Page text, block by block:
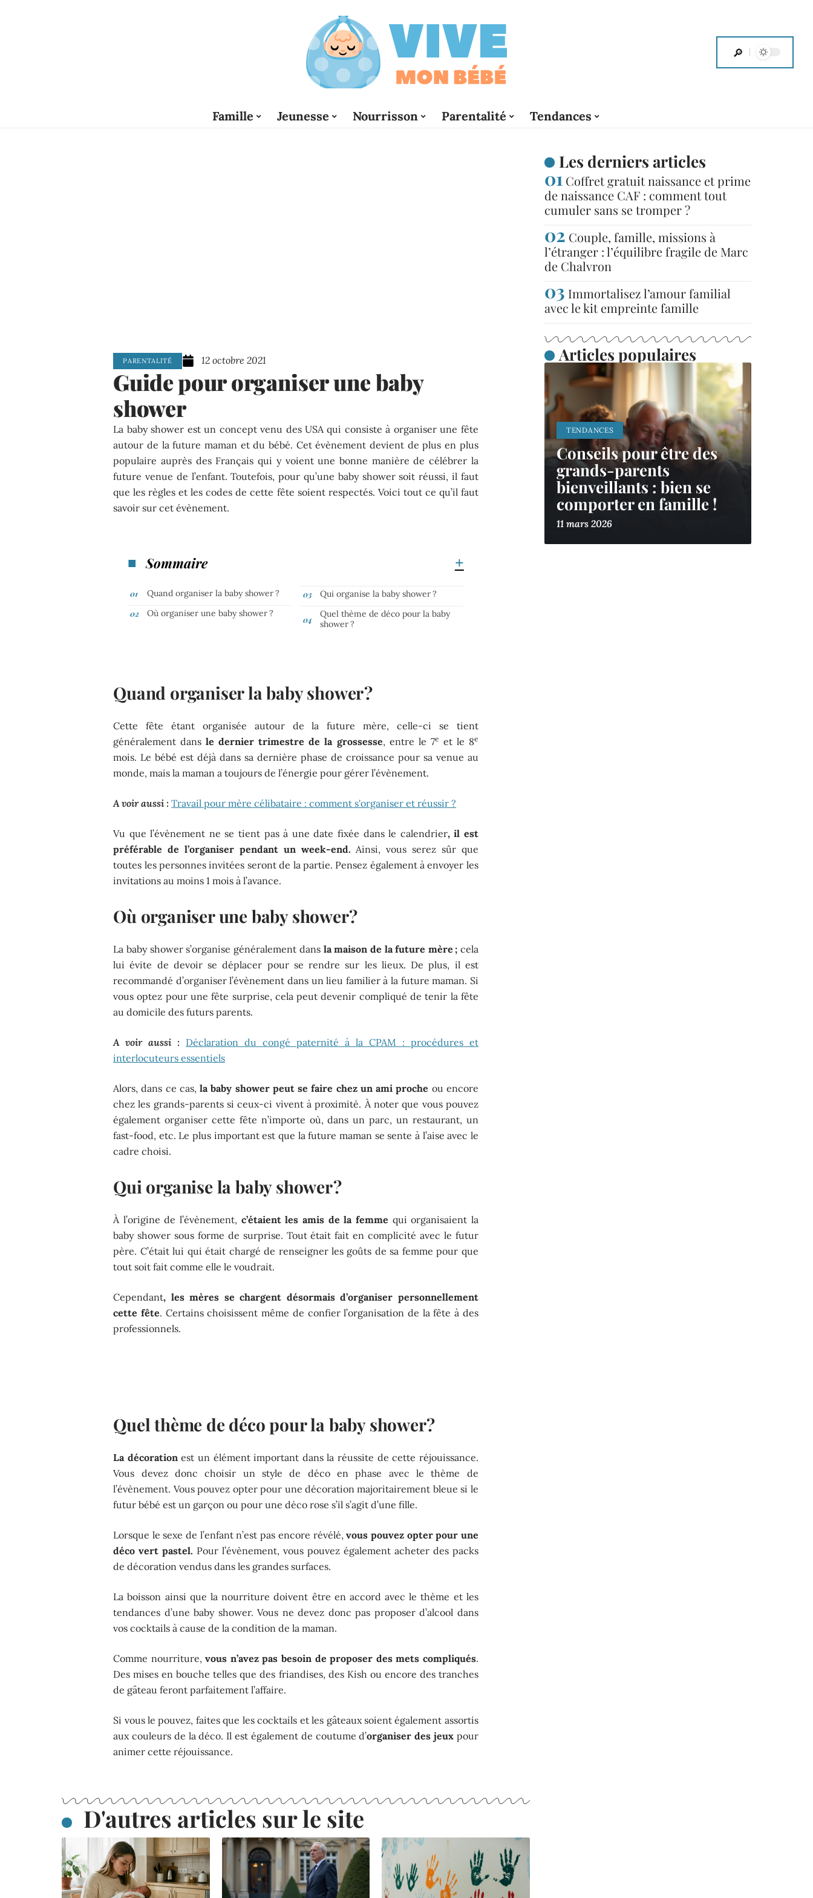
Famille Jeunesse Nourrisson Parentalité Tendances
PARENTALITÉ 12 octobre 2021
Guide pour organiser une baby
shower
La baby shower est un concept venu des USA qui consiste à organiser une fête
autour de la future maman et du bébé. Cet évènement devient de plus en plus
populaire auprès des Français qui y voient une bonne manière de célébrer la
future venue de l’enfant. Toutefois, pour qu’une baby shower soit réussi, il faut
que les règles et les codes de cette fête soient respectés. Voici tout ce qu’il faut
savoir sur cet évènement.
Sommaire
Quand organiser la baby shower ?
Où organiser une baby shower ?
Qui organise la baby shower ?
Quel thème de déco pour la baby
shower ?
Quand organiser la baby shower ?
Cette fête étant organisée autour de la future mère, celle-ci se tient
généralement dansle dernier trimestre de la grossesse, entre le 7e et le 8e
mois. Le bébé est déjà dans sa dernière phase de croissance pour sa venue au
monde, mais la maman a toujours de l’énergie pour gérer l’évènement.
A voir aussi : Travail pour mère célibataire : comment s'organiser et réussir ?
Vu que l’évènement ne se tient pas à une date fixée dans le calendrier, il est
préférable de l’organiser pendant un week-end. Ainsi, vous serez sûr que
toutes les personnes invitées seront de la partie. Pensez également à envoyer les
invitations au moins 1 mois à l’avance.
Où organiser une baby shower ?
La baby shower s’organise généralement dansla maison de la future mère ; cela
lui évite de devoir se déplacer pour se rendre sur les lieux. De plus, il est
recommandé d’organiser l’évènement dans un lieu familier à la future maman. Si
vous optez pour une fête surprise, cela peut devenir compliqué de tenir la fête
au domicile des futurs parents.
A voir aussi : Déclaration du congé paternité à la CPAM : procédures et
interlocuteurs essentiels
Alors, dans ce cas,la baby shower peut se faire chez un ami proche ou encore
chez les grands-parents si ceux-ci vivent à proximité. À noter que vous pouvez
également organiser cette fête n’importe où, dans un parc, un restaurant, un
fast-food, etc. Le plus important est que la future maman se sente à l’aise avec le
cadre choisi.
Qui organise la baby shower ?
À l’origine de l’évènement, c’étaient les amis de la femme qui organisaient la
baby shower sous forme de surprise. Tout était fait en complicité avec le futur
père. C’était lui qui était chargé de renseigner les goûts de sa femme pour que
tout soit fait comme elle le voudrait.
Cependant, les mères se chargent désormais d’organiser personnellement
cette fête. Certains choisissent même de confier l’organisation de la fête à des
professionnels.
Quel thème de déco pour la baby shower ?
La décorationest un élément important dans la réussite de cette réjouissance.
Vous devez donc choisir un style de déco en phase avec le thème de
l’évènement. Vous pouvez opter pour une décoration majoritairement bleue si le
futur bébé est un garçon ou pour une déco rose s’il s’agit d’une fille.
Lorsque le sexe de l’enfant n’est pas encore révélé,vous pouvez opter pour une
déco vert pastel. Pour l’évènement, vous pouvez également acheter des packs
de décoration vendus dans les grandes surfaces.
La boisson ainsi que la nourriture doivent être en accord avec le thème et les
tendances d’une baby shower. Vous ne devez donc pas proposer d’alcool dans
vos cocktails à cause de la condition de la maman.
Comme nourriture,vous n’avez pas besoin de proposer des mets compliqués.
Des mises en bouche telles que des friandises, des Kish ou encore des tranches
de gâteau feront parfaitement l’affaire.
Si vous le pouvez, faites que les cocktails et les gâteaux soient également assortis
aux couleurs de la déco. Il est également de coutume d’organiser des jeux pour
animer cette réjouissance.
D'autres articles sur le site
Les derniers articles
Coffret gratuit naissance et prime
de naissance CAF : comment tout
cumuler sans se tromper ?
Couple, famille, missions à
l’étranger : l’équilibre fragile de Marc
de Chalvron
Immortalisez l’amour familial
avec le kit empreinte famille
Articles populaires
TENDANCES
Conseils pour être des
grands-parents
bienveillants : bien se
comporter en famille !
11 mars 2026